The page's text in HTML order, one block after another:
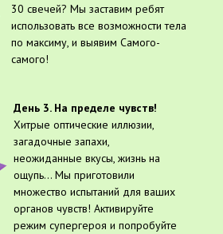
30 свечей? Мы заставим ребят
использовать все возможности тела
по максиму, и выявим Самого-
самого!
День 3. На пределе чувств!
Хитрые оптические иллюзии,
загадочные запахи,
неожиданные вкусы, жизнь на
ощупь... Мы приготовили
множество испытаний для ваших
органов чувств! Активируйте
режим супергероя и попробуйте